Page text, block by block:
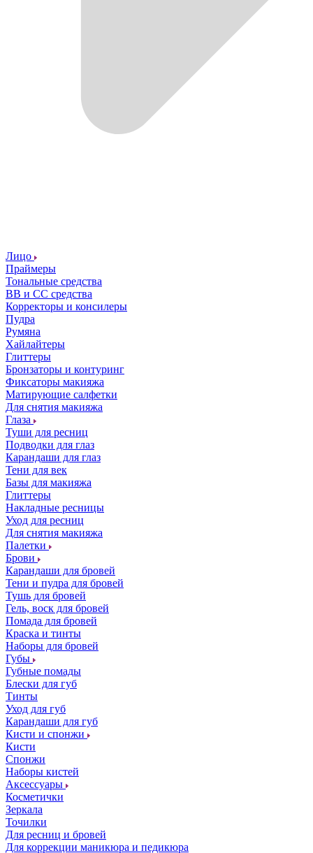
Лицо
Праймеры
Тональные средства
ВВ и СС средства
Корректоры и консилеры
Пудра
Румяна
Хайлайтеры
Глиттеры
Бронзаторы и контуринг
Фиксаторы макияжа
Матирующие салфетки
Для снятия макияжа
Глаза
Туши для ресниц
Подводки для глаз
Карандаши для глаз
Тени для век
Базы для макияжа
Глиттеры
Накладные ресницы
Уход для ресниц
Для снятия макияжа
Палетки
Брови
Карандаши для бровей
Тени и пудра для бровей
Тушь для бровей
Гель, воск для бровей
Помада для бровей
Краска и тинты
Наборы для бровей
Губы
Губные помады
Блески для губ
Тинты
Уход для губ
Карандаши для губ
Кисти и спонжи
Кисти
Спонжи
Наборы кистей
Аксессуары
Косметички
Зеркала
Точилки
Для ресниц и бровей
Для коррекции маникюра и педикюра